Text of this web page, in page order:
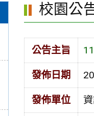
校園公
公告主旨
發佈日期
發佈單位